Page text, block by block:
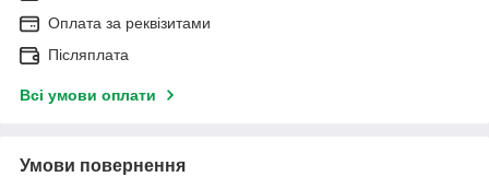
Оплата за реквізитами
Післяплата
Всі умови оплати
Умови повернення